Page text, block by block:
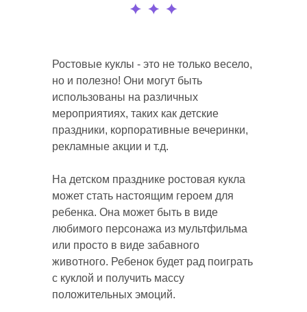
Ростовые куклы - это не только весело,
но и полезно! Они могут быть
использованы на различных
мероприятиях, таких как детские
праздники, корпоративные вечеринки,
рекламные акции и т.д.
На детском празднике ростовая кукла
может стать настоящим героем для
ребенка. Она может быть в виде
любимого персонажа из мультфильма
или просто в виде забавного
животного. Ребенок будет рад поиграть
с куклой и получить массу
положительных эмоций.